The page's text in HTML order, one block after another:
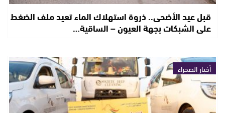
قبل عيد الأضحى.. ذروة استهلاك الماء تعيد ملف الضغط
على الشبكات بجهة العيون – الساقية…
أخبار الصحراء